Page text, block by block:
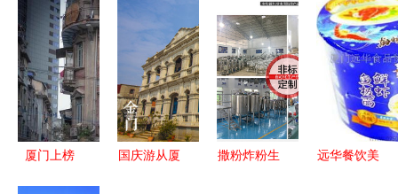
风情的时尚
都市 厦门
大学篇
厦门直达只
需4个站
200元就能
出发
闽南传奇秀
双飞5日游
史的真实诉
说!百年南
洋红砖洋
楼,屿其想
念
厦门上榜
国庆游从厦
撒粉炸粉生
远华餐饮美